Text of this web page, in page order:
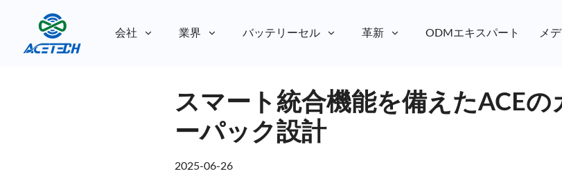
会社 業界 バッテリーセル 革新 ODMエキスパート メ
スマート統合機能を備えたACEの
ーパック設計
2025-06-26